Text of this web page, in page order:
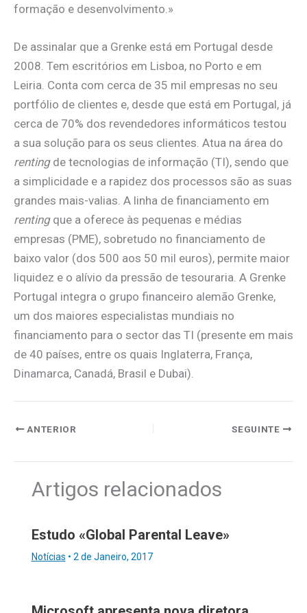
formação e desenvolvimento.»
De assinalar que a Grenke está em Portugal desde
2008. Tem escritórios em Lisboa, no Porto e em
Leiria. Conta com cerca de 35 mil empresas no seu
portfólio de clientes e, desde que está em Portugal, já
cerca de 70% dos revendedores informáticos testou
a sua solução para os seus clientes. Atua na área do
rentingde tecnologias de informação (TI), sendo que
a simplicidade e a rapidez dos processos são as suas
grandes mais-valias. A linha de financiamento em
rentingque a oferece às pequenas e médias
empresas (PME), sobretudo no financiamento de
baixo valor (dos 500 aos 50 mil euros), permite maior
liquidez e o alívio da pressão de tesouraria. A Grenke
Portugal integra o grupo financeiro alemão Grenke,
um dos maiores especialistas mundiais no
financiamento para o sector das TI (presente em mais
de 40 países, entre os quais Inglaterra, França,
Dinamarca, Canadá, Brasil e Dubai).
ANTERIOR SEGUINTE
Artigos relacionados
Estudo «Global Parental Leave»
Notícias • 2 de Janeiro, 2017